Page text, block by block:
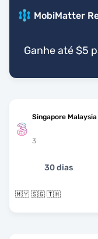
MobiMatter
Ganhe até $5
Singapore
3
30 dias
🇲🇾 🇸🇬 🇹🇭